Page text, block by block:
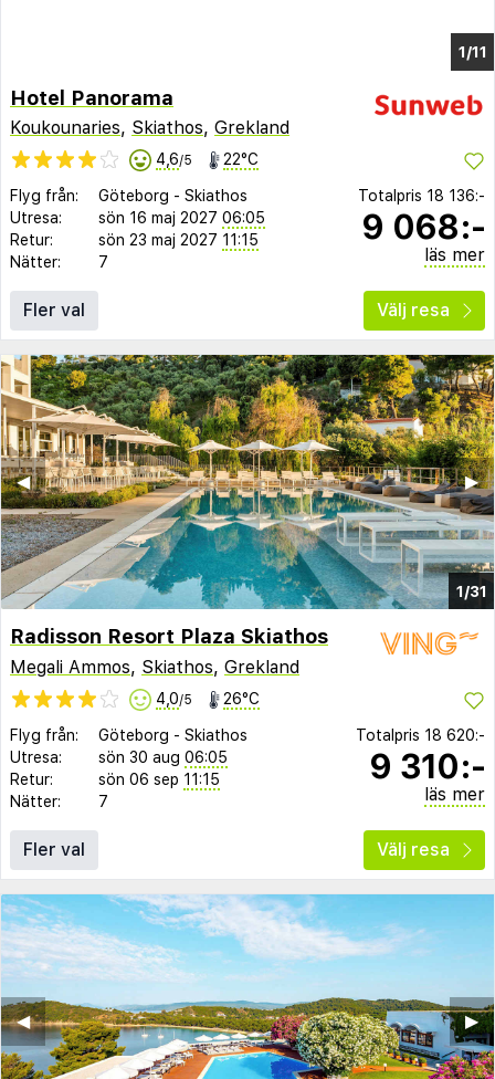
1/11
Hotel Panorama
Koukounaries, Skiathos, Grekland
4,6/5 22°C
Flyg från: Göteborg - Skiathos
Utresa:
sön 16 maj 2027 06:05
Retur:
sön 23 maj 2027 11:15
Nätter:
7
Totalpris 18 136:-
9 068:-
läs mer
Fler val Välj resa
1/31
▶︎
◀︎
Radisson Resort Plaza Skiathos
Megali Ammos, Skiathos, Grekland
4,0/5 26°C
Flyg från: Göteborg - Skiathos
Utresa:
sön 30 aug 06:05
Retur:
sön 06 sep 11:15
Nätter:
7
Totalpris 18 620:-
9 310:-
läs mer
Fler val Välj resa
▶︎
◀︎